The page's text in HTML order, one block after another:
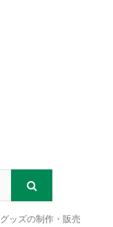
グッズの制作・販売